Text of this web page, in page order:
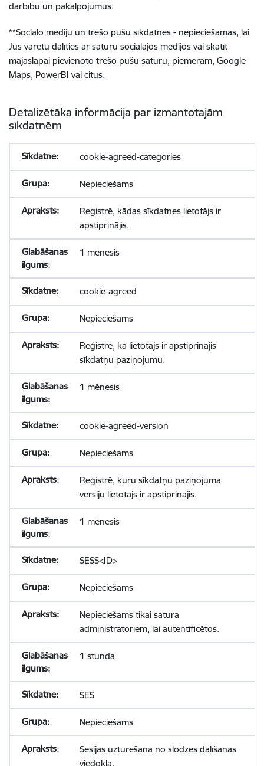
darbību un pakalpojumus.
**Sociālo mediju un trešo pušu sīkdatnes - nepieciešamas, lai
Jūs varētu dalīties ar saturu sociālajos medijos vai skatīt
mājaslapai pievienoto trešo pušu saturu, piemēram, Google
Maps, PowerBI vai citus.
Detalizētāka informācija par izmantotajām
sīkdatnēm
cookie-agreed-categories
Nepieciešams
Reģistrē, kādas sīkdatnes lietotājs ir
apstiprinājis.
1 mēnesis
cookie-agreed
Nepieciešams
Reģistrē, ka lietotājs ir apstiprinājis
sīkdatņu paziņojumu.
1 mēnesis
cookie-agreed-version
Nepieciešams
Reģistrē, kuru sīkdatņu paziņojuma
versiju lietotājs ir apstiprinājis.
1 mēnesis
SESS<ID>
Nepieciešams
Nepieciešams tikai satura
administratoriem, lai autentificētos.
1 stunda
SES
Nepieciešams
Sesijas uzturēšana no slodzes dalīšanas
viedokļa.